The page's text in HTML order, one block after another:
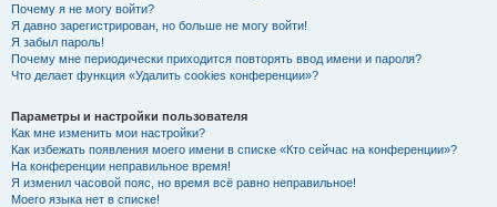
Почему я не могу войти?
Я давно зарегистрирован, но больше не могу войти!
Я забыл пароль!
Почему мне периодически приходится повторять ввод имени и пароля?
Что делает функция «Удалить cookies конференции»?
Параметры и настройки пользователя
Как мне изменить мои настройки?
Как избежать появления моего имени в списке «Кто сейчас на конференции»?
На конференции неправильное время!
Я изменил часовой пояс, но время всё равно неправильное!
Моего языка нет в списке!